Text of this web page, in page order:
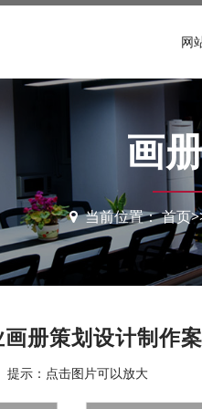
网
画
当前位置：首页
册策划设计制作
提示：点击图片可以放大